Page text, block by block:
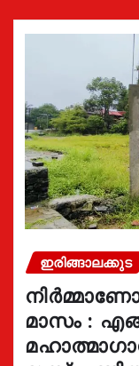
ഇരിങ്ങാലക്കുട
മാസം :